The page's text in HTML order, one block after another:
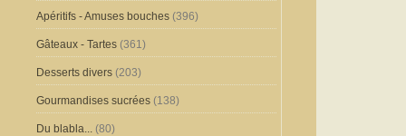
Apéritifs - Amuses bouches (396)
Gâteaux - Tartes (361)
Desserts divers (203)
Gourmandises sucrées (138)
Du blabla... (80)